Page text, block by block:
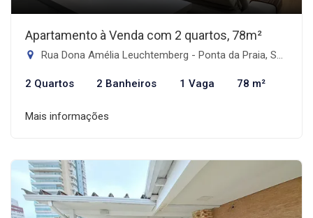
Apartamento à Venda com 2 quartos, 78m²
Rua Dona Amélia Leuchtemberg - Ponta da Praia, Santos-SP
2 Quartos 2 Banheiros 1 Vaga 78 m²
Mais informações